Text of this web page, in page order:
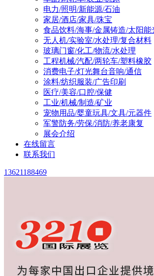
电力/照明/新能源/石油
家居/酒店/家具/珠宝
食品饮料/海事/金属铸造/太阳能
无人机/实验室/水处理/复合材料
玻璃门窗/化工/物流/水处理
工程机械/汽配/两轮车/塑料橡胶
消费电子/灯光舞台音响/通信
涂料/纺织服装/广告印刷
医疗/美容/口腔/保健
工业/机械/制造/矿业
宠物用品/婴童玩具/文具/元器件
军警防务/劳保/消防/养老康复
展会介绍
在线留言
联系我们
13621188469